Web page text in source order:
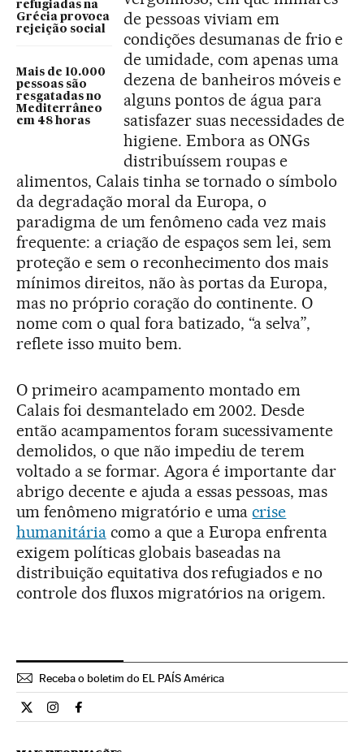
refugiadas na
Grécia provoca
rejeição social
Mais de 10.000
pessoas são
resgatadas no
Mediterrâneo
em 48 horas
de pessoas viviam em
condições desumanas de frio e
de umidade, com apenas uma
dezena de banheiros móveis e
alguns pontos de água para
satisfazer suas necessidades de
higiene. Embora as ONGs
distribuíssem roupas e
alimentos, Calais tinha se tornado o símbolo
da degradação moral da Europa, o
paradigma de um fenômeno cada vez mais
frequente: a criação de espaços sem lei, sem
proteção e sem o reconhecimento dos mais
mínimos direitos, não às portas da Europa,
mas no próprio coração do continente. O
nome com o qual fora batizado, “a selva”,
reflete isso muito bem.
O primeiro acampamento montado em
Calais foi desmantelado em 2002. Desde
então acampamentos foram sucessivamente
demolidos, o que não impediu de terem
voltado a se formar. Agora é importante dar
abrigo decente e ajuda a essas pessoas, mas
um fenômeno migratório e umacrise
humanitáriacomo a que a Europa enfrenta
exigem políticas globais baseadas na
distribuição equitativa dos refugiados e no
controle dos fluxos migratórios na origem.
Receba o boletim do EL PAÍS América
Opiniao El País Brasil en Twitter
Opiniao El País Brasil en Instagram
Opiniao El País Brasil en Facebook